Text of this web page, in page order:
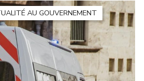
autorise les (...)
AU GOUVERNEMENT